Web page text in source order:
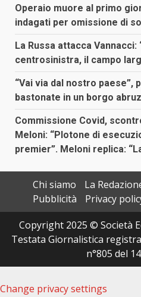
Operaio muore al primo
indagati per omissione di
La Russa attacca
centrosinistra, il campo
“Vai via dal nostro paese”,
bastonate in un borgo
Commissione Covid,
Meloni: “Plotone di
premier”. Meloni replica:
Chi siamo
La
Pubblicità
Privacy
Copyright 2025 © Società
Testata Giornalistica
n°805 del
Change privacy settings